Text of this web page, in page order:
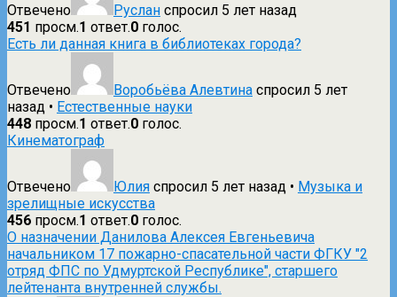
Отвечено Руслан спросил 5 лет назад
451 просм.1 ответ.0 голос.
Есть ли данная книга в библиотеках города?
Отвечено Воробьёва Алевтина спросил 5 лет
назад • Естественные науки
448 просм.1 ответ.0 голос.
Кинематограф
Отвечено Юлия спросил 5 лет назад • Музыка и
зрелищные искусства
456 просм.1 ответ.0 голос.
О назначении Данилова Алексея Евгеньевича
начальником 17 пожарно-спасательной части ФГКУ "2
отряд ФПС по Удмуртской Республике", старшего
лейтенанта внутренней службы.